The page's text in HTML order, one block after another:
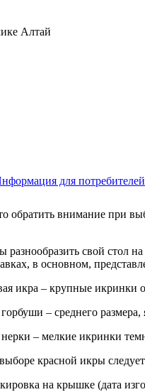
для потребителей
обратить внимание при
разнообразить свой стол
в основном,
икра – крупные икринки
– среднего
– мелкие икринки
красной икры
на крышке (дата